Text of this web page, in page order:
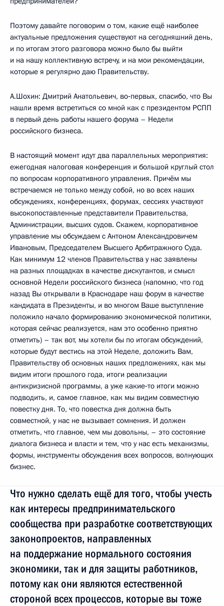
Поэтому давайте поговорим о том, какие ещё наиболее
актуальные предложения существуют на сегодняшний день,
и по итогам этого разговора можно было бы выйти
и на нашу коллективную встречу, и на мои рекомендации,
которые я регулярно даю Правительству.
А.Шохин: Дмитрий Анатольевич, во‑первых, спасибо, что Вы
нашли время встретиться со мной как с президентом РСПП
в первый день работы нашего форума – Недели
российского бизнеса.
В настоящий момент идут два параллельных мероприятия:
ежегодная налоговая конференция и большой круглый стол
по вопросам корпоративного управления. Причём мы
встречаемся не только между собой, но во всех наших
обсуждениях, конференциях, форумах, сессиях участвуют
высокопоставленные представители Правительства,
Администрации, высших судов. Скажем, корпоративное
управление мы обсуждаем с Антоном Александровичем
Ивановым, Председателем Высшего Арбитражного Суда.
Как минимум 12 членов Правительства у нас заявлены
на разных площадках в качестве дискутантов, и смысл
основной Недели российского бизнеса (напомню, что год
назад Вы открывали в Краснодаре наш форум в качестве
кандидата в Президенты, и во многом Ваше выступление
положило начало формированию экономической политики,
которая сейчас реализуется, нам это особенно приятно
отметить) – так вот, мы хотели бы по итогам обсуждений,
которые будут вестись на этой Неделе, доложить Вам,
Правительству об основных наших предложениях, как мы
видим итоги прошлого года, итоги реализации
антикризисной программы, а уже какие‑то итоги можно
подводить, и, самое главное, как мы видим совместную
повестку дня. То, что повестка дня должна быть
совместной, у нас не вызывает сомнения. И должен
отметить, что главное, чем мы довольны, – это состояние
диалога бизнеса и власти и тем, что у нас есть механизмы,
формы, инструменты обсуждения всех вопросов, волнующих
бизнес.
Что нужно сделать ещё для того, чтобы учесть
как интересы предпринимательского
сообщества при разработке соответствующих
законопроектов, направленных
на поддержание нормального состояния
экономики, так и для защиты работников,
потому как они являются естественной
стороной всех процессов, которые вы тоже